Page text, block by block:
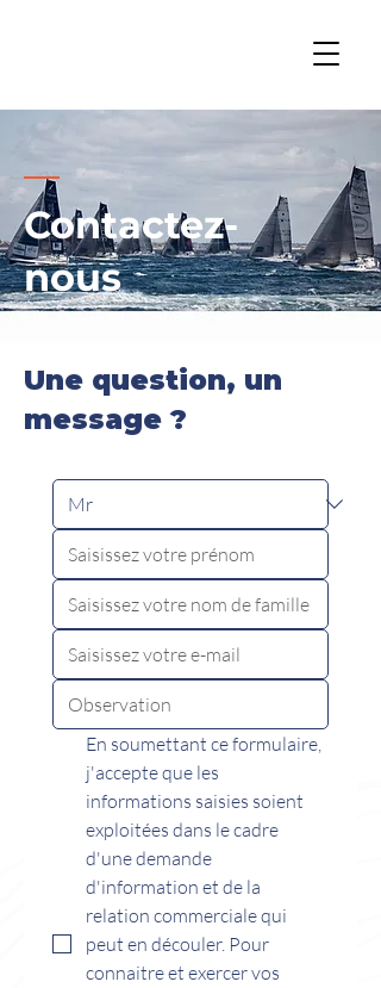
Contactez-
nous
Une question, un
message ?
En soumettant ce formulaire,
j'accepte que les
informations saisies soient
exploitées dans le cadre
d'une demande
d'information et de la
relation commerciale qui
peut en découler. Pour
connaitre et exercer vos